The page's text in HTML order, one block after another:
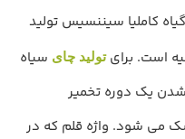
کاملیا سیننسیس تولید
است. برایتولید چای سیاه
یک دوره تخمیر
می شود. واژه قلم که در